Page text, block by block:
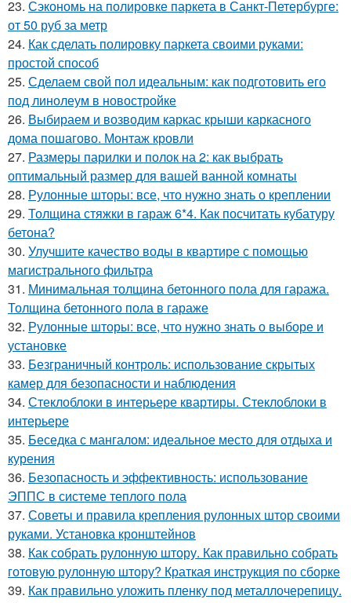
23. Сэкономь на полировке паркета в Санкт-Петербурге:
от 50 руб за метр
24. Как сделать полировку паркета своими руками:
простой способ
25. Сделаем свой пол идеальным: как подготовить его
под линолеум в новостройке
26. Выбираем и возводим каркас крыши каркасного
дома пошагово. Монтаж кровли
27. Размеры парилки и полок на 2: как выбрать
оптимальный размер для вашей ванной комнаты
28. Рулонные шторы: все, что нужно знать о креплении
29. Толщина стяжки в гараж 6*4. Как посчитать кубатуру
бетона?
30. Улучшите качество воды в квартире с помощью
магистрального фильтра
31. Минимальная толщина бетонного пола для гаража.
Толщина бетонного пола в гараже
32. Рулонные шторы: все, что нужно знать о выборе и
установке
33. Безграничный контроль: использование скрытых
камер для безопасности и наблюдения
34. Стеклоблоки в интерьере квартиры. Стеклоблоки в
интерьере
35. Беседка с мангалом: идеальное место для отдыха и
курения
36. Безопасность и эффективность: использование
ЭППС в системе теплого пола
37. Советы и правила крепления рулонных штор своими
руками. Установка кронштейнов
38. Как собрать рулонную штору. Как правильно собрать
готовую рулонную штору? Краткая инструкция по сборке
39. Как правильно уложить пленку под металлочерепицу.